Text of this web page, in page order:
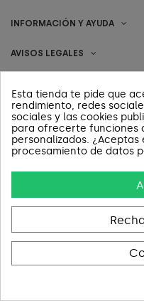
INFORMACIÓN Y AYUDA
AVISOS LEGALES
Pago
Esta tienda te pide que
rendimiento, redes
sociales y las cookies
para ofrecerte funciones
personalizados. ¿Aceptas
procesamiento de datos